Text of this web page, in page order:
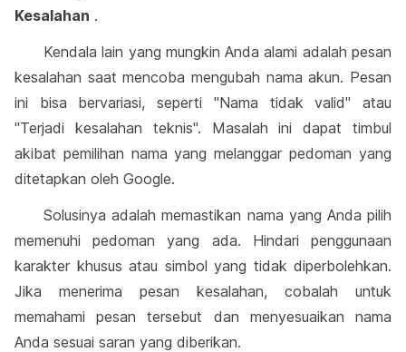
Kesalahan .
Kendala lain yang mungkin Anda alami adalah pesan
kesalahan saat mencoba mengubah nama akun. Pesan
ini bisa bervariasi, seperti "Nama tidak valid" atau
"Terjadi kesalahan teknis". Masalah ini dapat timbul
akibat pemilihan nama yang melanggar pedoman yang
ditetapkan oleh Google.
Solusinya adalah memastikan nama yang Anda pilih
memenuhi pedoman yang ada. Hindari penggunaan
karakter khusus atau simbol yang tidak diperbolehkan.
Jika menerima pesan kesalahan, cobalah untuk
memahami pesan tersebut dan menyesuaikan nama
Anda sesuai saran yang diberikan.